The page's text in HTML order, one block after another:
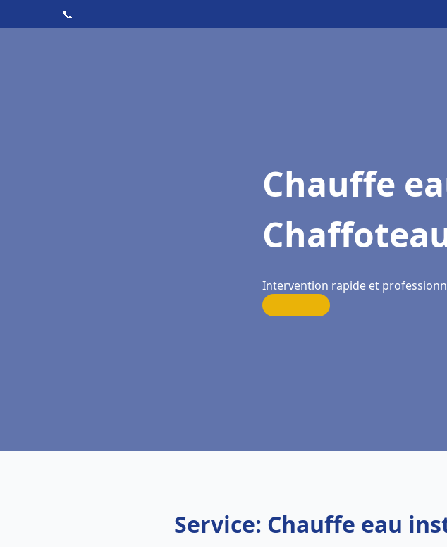
📞
Chauffe
Intervention rapide et
Service: Chauffe eau